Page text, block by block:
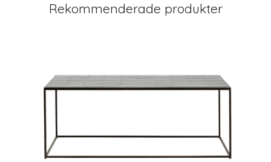
Rekommenderade produkter